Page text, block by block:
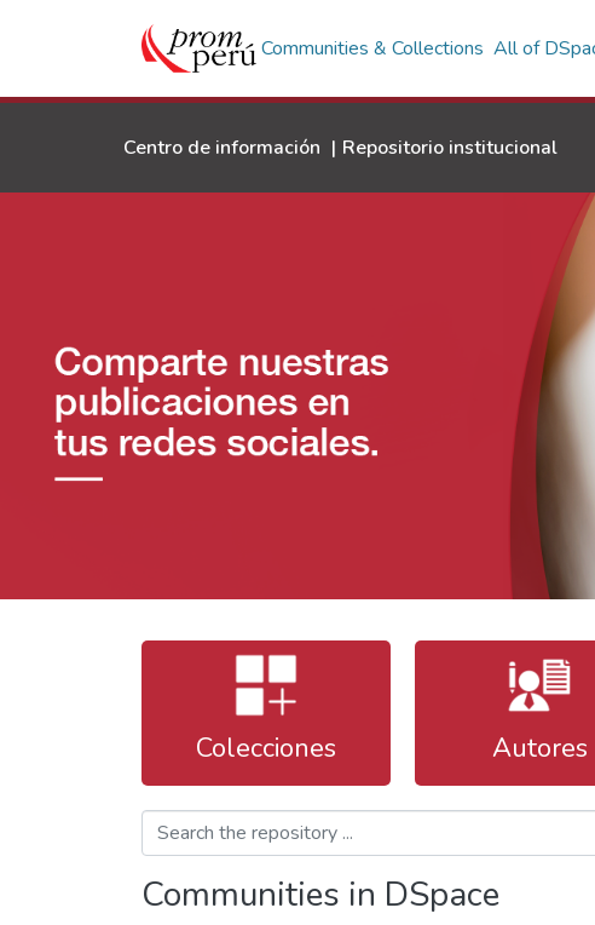
Communities & Collections All of
Centro de información | Repositorio institucional
Colecciones Autores
Communities in DSpace